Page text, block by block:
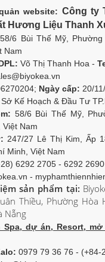
website: Công ty
Hương Liệu Thanh
58/6 Bùi Thế Mỹ,
Nam
Võ Thị Thanh Hoa -
Ngày cấp: 20/
Sở Kế Hoạch & Đầu Tư
58/6 Bùi Thế Mỹ,
Việt Nam
247/27 Lê Thị Kim, Ấp
Minh, Việt Nam
6292 2705 - 6292 2690
-
sản phẩm tại:
Thiều, Phường Hòa
Nẵng
Spa, dự án, Resort,
0979 79 36 76 - (+84-